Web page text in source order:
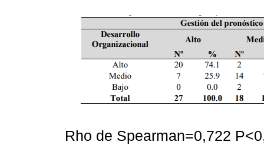
Rho de Spearman=0,722